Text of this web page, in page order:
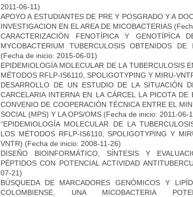
2011-06-11)
APOYO A ESTUDIANTES DE PRE Y POSGRADO Y A
INVESTIGACION EN EL AREA DE MICOBACTERIAS
CARACTERIZACIÓN FENOTÍPICA Y GENOTÍPÌCA
MYCOBACTERIUM TUBERCULOSIS OBTENIDOS
(Fecha de inicio: 2015-06-01)
EPIDEMIOLOGÍA MOLECULAR DE LA TUBERCULOSIS
MÉTODOS RFLP-IS6110, SPOLIGOTYPING Y MIRU-
DESARROLLO DE UN ESTUDIO DE LA SITUACIÓN
CARCELARIA INTERNA EN LA CÁRCEL LA PICOTA DE
CONVENIO DE COOPERACIÓN TÉCNICA ENTRE EL
SOCIAL (MPS) Y LA OPS/OMS (Fecha de inicio: 2011-06-
“EPIDEMIOLOGÍA MOLECULAR DE LA
LOS MÉTODOS RFLP-IS6110, SPOLIGOTYPING Y
VNTR) (Fecha de inicio: 2008-11-26)
DISEÑO BIOINFORMÁTICO, SÍNTESIS Y
PÉPTIDOS CON POTENCIAL ACTIVIDAD
07-21)
BÚSQUEDA DE MARCADORES GENÓMICOS Y
COLOMBIENSE, UNA MICOBACTERIA